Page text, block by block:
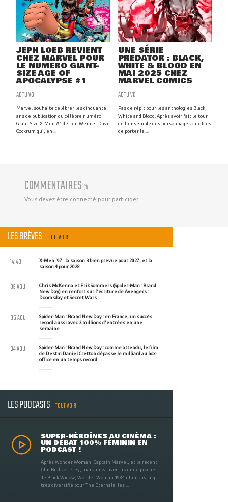
JEPH LOEB REVIENT
CHEZ MARVEL POUR
LE NUMÉRO GIANT-
SIZE AGE OF
APOCALYPSE #1
ACTU VO
Marvel souhaite célébrer les cinquante
ans de publication du célèbre numéro
Giant-Size X-Men #1 de Len Wein et Dave
Cockrum qui, en ...
UNE SÉRIE
PREDATOR : BLACK,
WHITE & BLOOD EN
MAI 2025 CHEZ
MARVEL COMICS
ACTU VO
Pas de répit pour les anthologies Black,
White and Blood. Après avoir fait le tour
de l'ensemble des personnages capables
de porter le ...
COMMENTAIRES (0)
Vous devez être connecté pour participer
LES BRÈVES TOUT VOIR
X-Men '97 : la saison 3 bien prévue pour 2027, et la
saison 4 pour 2028
14:40
Chris McKenna et Erik Sommers (Spider-Man : Brand
New Day) en renfort sur l'écriture de Avengers :
Doomsday et Secret Wars
06 AOU
Spider-Man : Brand New Day : en France, un succès
record aussi avec 3 millions d'entrées en une
semaine
05 AOU
Spider-Man : Brand New Day : comme attendu, le film
de Destin Daniel Cretton dépasse le milliard au box-
office en un temps record
04 AOU
LES PODCASTS TOUT VOIR
SUPER-HÉROÏNES AU CINÉMA :
UN DÉBAT 100% FÉMININ EN
PODCAST !
Après Wonder Woman, Captain Marvel, et le récent
film Birds of Prey, mais aussi avec la venue proche
de Black Widow, Wonder Woman 1984 et un casting
très diversifié pour The Eternals, les ...